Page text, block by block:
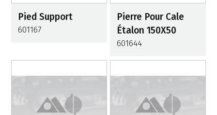
Pied Support
601167
Pierre Pour Cale
Étalon 150X50
601644